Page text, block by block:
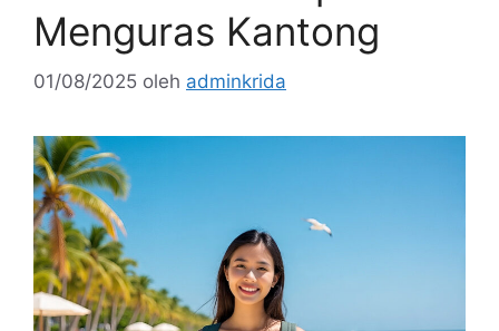
Menguras Kantong
01/08/2025 oleh adminkrida